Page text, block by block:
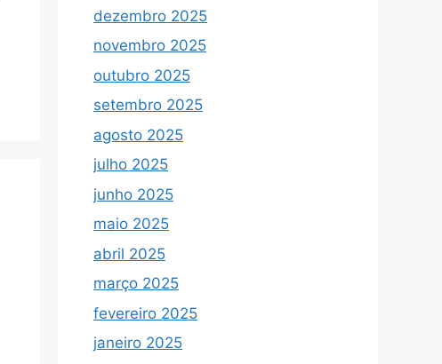
dezembro 2025
novembro 2025
outubro 2025
setembro 2025
agosto 2025
julho 2025
junho 2025
maio 2025
abril 2025
março 2025
fevereiro 2025
janeiro 2025